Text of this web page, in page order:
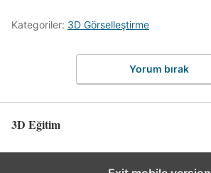
Kategoriler: 3D Görselleştirme
Yorum bırak
3D Eğitim